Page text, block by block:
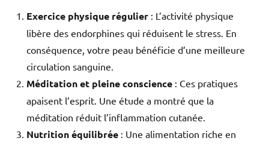
Exercice physique régulier : L’activité physique
libère des endorphines qui réduisent le stress. En
conséquence, votre peau bénéficie d’une meilleure
circulation sanguine.
Méditation et pleine conscience : Ces pratiques
apaisent l’esprit. Une étude a montré que la
méditation réduit l’inflammation cutanée.
Nutrition équilibrée : Une alimentation riche en